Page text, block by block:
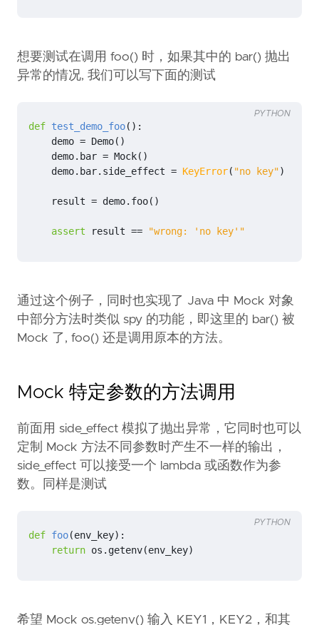
想要测试在调用 foo() 时，如果其中的 bar() 抛出
异常的情况, 我们可以写下面的测试
def test_demo_foo():
demo = Demo()
demo. bar = Mock()
demo. bar. side_effect = KeyError( "no key")
result = demo. foo()
assert result == "wrong: 'no key'"
PYTHON
通过这个例子，同时也实现了 Java 中 Mock 对象
中部分方法时类似 spy 的功能，即这里的 bar() 被
Mock 了, foo() 还是调用原本的方法。
Mock 特定参数的方法调用
前面用 side_effect 模拟了抛出异常，它同时也可以
定制 Mock 方法不同参数时产生不一样的输出，
side_effect 可以接受一个 lambda 或函数作为参
数。同样是测试
def foo(env_key):
return os . getenv(env_key)
PYTHON
希望 Mock os.getenv() 输入 KEY1，KEY2，和其